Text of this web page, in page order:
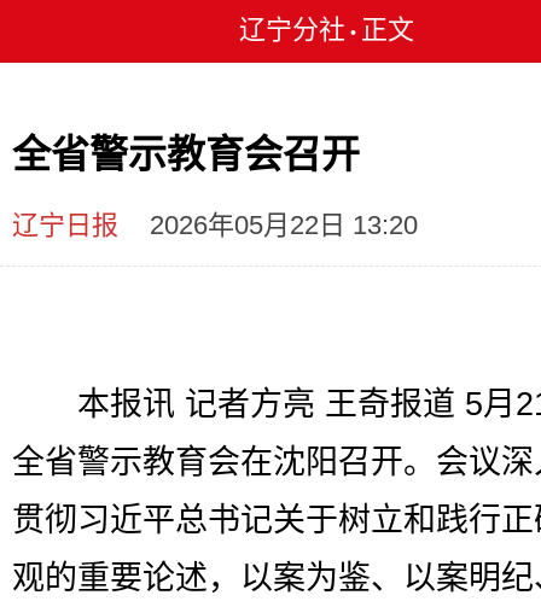
辽宁分社 • 正文
全省警示教育会召开
辽宁日报 2026年05月22日 13:20
本报讯 记者方亮 王奇报道 5月
全省警示教育会在沈阳召开。会议
贯彻习近平总书记关于树立和践行
观的重要论述，以案为鉴、以案明